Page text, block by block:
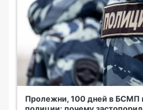
Пролежни, 100 дней в БСМП